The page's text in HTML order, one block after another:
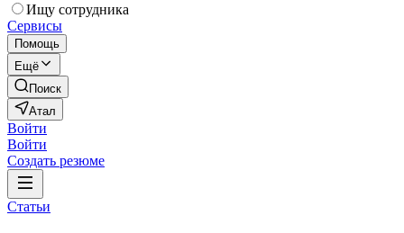
Ищу сотрудника
Сервисы
Помощь
Ещё
Поиск
Атал
Войти
Войти
Создать резюме
Статьи